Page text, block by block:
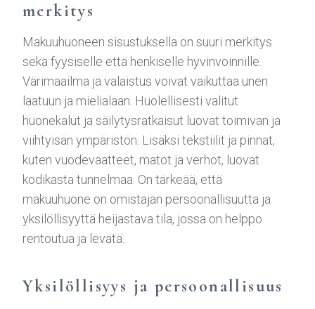
merkitys
Makuuhuoneen sisustuksella on suuri merkitys
sekä fyysiselle että henkiselle hyvinvoinnille.
Värimaailma ja valaistus voivat vaikuttaa unen
laatuun ja mielialaan. Huolellisesti valitut
huonekalut ja säilytysratkaisut luovat toimivan ja
viihtyisän ympäristön. Lisäksi tekstiilit ja pinnat,
kuten vuodevaatteet, matot ja verhot, luovat
kodikasta tunnelmaa. On tärkeää, että
makuuhuone on omistajan persoonallisuutta ja
yksilöllisyyttä heijastava tila, jossa on helppo
rentoutua ja levätä.
Yksilöllisyys ja persoonallisuus